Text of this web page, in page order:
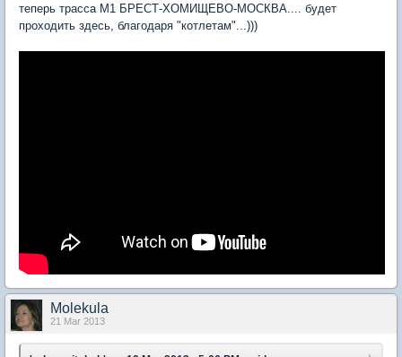
теперь трасса М1 БРЕСТ-ХОМИЩЕВО-МОСКВА.... будет
проходить здесь, благодаря "котлетам"...)))
Molekula
21 Mar 2013